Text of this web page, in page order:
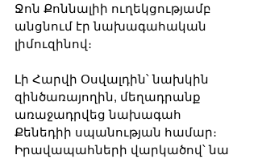
Ջոն Քոննալիի ուղեկցությամբ
անցնում էր նախագահական
լիմուզինով։
Լի Հարվի Օսվալդին՝ նախկին
զինծառայողին, մեղադրանք
առաջադրվեց նախագահ
Քենեդիի սպանության համար։
Իրավապահների վարկածով՝ նա